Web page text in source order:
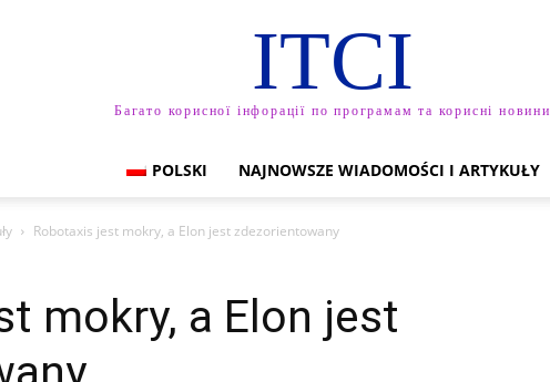
ITCI
Багато корисної інфорації по програмам та корисні новини
POLSKI NAJNOWSZE WIADOMOŚCI I ARTYKUŁY
Robotaxis jest mokry, a Elon jest zdezorientowany
mokry, a Elon jest